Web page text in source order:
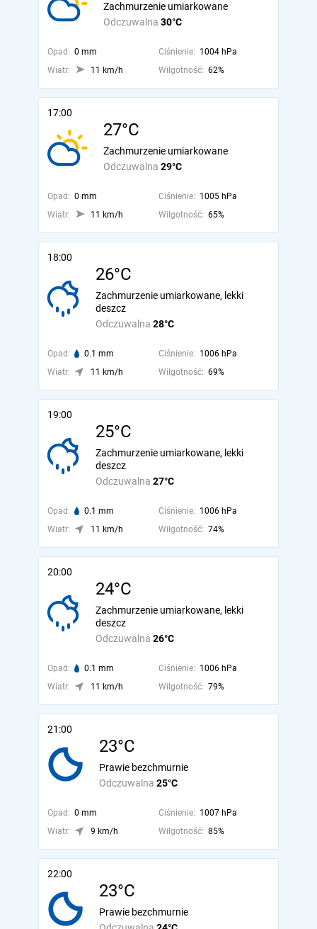
Odczuwalna 30°C
Zachmurzenie umiarkowane
Opad: 0 mm Ciśnienie: 1004 hPa
Wiatr:
11 km/h Wilgotność: 62%
17:00
27°C
Odczuwalna 29°C
Zachmurzenie umiarkowane
Opad: 0 mm Ciśnienie: 1005 hPa
Wiatr:
11 km/h Wilgotność: 65%
18:00
26°C
Odczuwalna 28°C
Zachmurzenie umiarkowane, lekki
deszcz
Opad: 0.1 mm Ciśnienie: 1006 hPa
Wiatr:
11 km/h Wilgotność: 69%
19:00
25°C
Odczuwalna 27°C
Zachmurzenie umiarkowane, lekki
deszcz
Opad: 0.1 mm Ciśnienie: 1006 hPa
Wiatr:
11 km/h Wilgotność: 74%
20:00
24°C
Odczuwalna 26°C
Zachmurzenie umiarkowane, lekki
deszcz
Opad: 0.1 mm Ciśnienie: 1006 hPa
Wiatr:
11 km/h Wilgotność: 79%
21:00
23°C
Odczuwalna 25°C
Prawie bezchmurnie
Opad: 0 mm Ciśnienie: 1007 hPa
Wiatr:
9 km/h Wilgotność: 85%
22:00
23°C
Prawie bezchmurnie